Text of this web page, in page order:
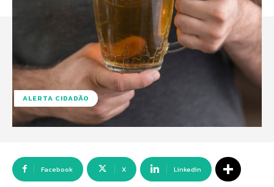
ALERTA CIDADÃO
Facebook X Linkedin